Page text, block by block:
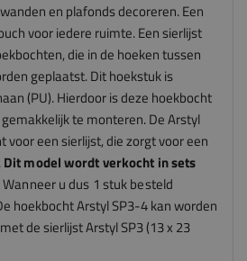
en plafonds decoreren. Een
voor iedere ruimte. Een sierlijst
die in de hoeken tussen
geplaatst. Dit hoekstuk is
(PU). Hierdoor is deze hoekbocht
te monteren. De Arstyl
voor een sierlijst, die zorgt voor een
Dit model wordt verkocht in sets
Wanneer u dus 1 stuk besteld
hoekbocht Arstyl SP3-4 kan worden
de sierlijst Arstyl SP3 (13 x 23